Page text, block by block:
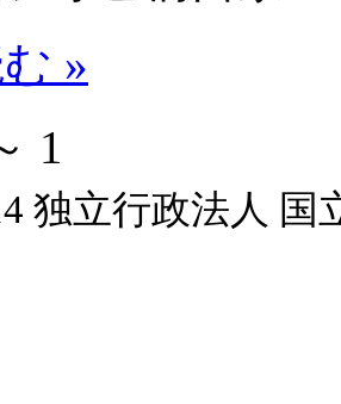
»
1
独立行政法人 国